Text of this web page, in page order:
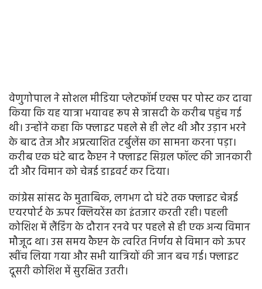
वेणुगोपाल ने सोशल मीडिया प्लेटफॉर्म एक्स पर पोस्ट कर दावा
किया कि यह यात्रा भयावह रूप से त्रासदी के करीब पहुंच गई
थी। उन्होंने कहा कि फ्लाइट पहले से ही लेट थी और उड़ान भरने
के बाद तेज और अप्रत्याशित टर्बुलेंस का सामना करना पड़ा।
करीब एक घंटे बाद कैप्टन ने फ्लाइट सिग्नल फॉल्ट की जानकारी
दी और विमान को चेन्नई डाइवर्ट कर दिया।
कांग्रेस सांसद के मुताबिक, लगभग दो घंटे तक फ्लाइट चेन्नई
एयरपोर्ट के ऊपर क्लियरेंस का इंतजार करती रही। पहली
कोशिश में लैंडिंग के दौरान रनवे पर पहले से ही एक अन्य विमान
मौजूद था। उस समय कैप्टन के त्वरित निर्णय से विमान को ऊपर
खींच लिया गया और सभी यात्रियों की जान बच गई। फ्लाइट
दूसरी कोशिश में सुरक्षित उतरी।